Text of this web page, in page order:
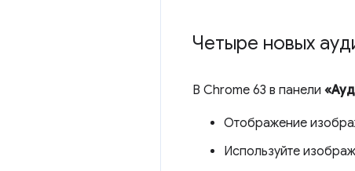
Четыре новых
В Chrome 63 в панели
Отображение
Используйте